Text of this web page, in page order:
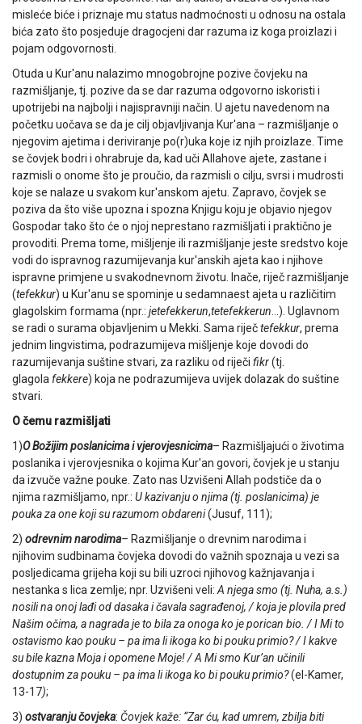
misleće biće i priznaje mu status nadmoćnosti u odnosu na ostala
bića zato što posjeduje dragocjeni dar razuma iz koga proizlazi i
pojam odgovornosti.
Otuda u Kur'anu nalazimo mnogobrojne pozive čovjeku na
razmišljanje, tj. pozive da se dar razuma odgovorno iskoristi i
upotrijebi na najbolji i najispravniji način. U ajetu navedenom na
početku uočava se da je cilj objavljivanja Kur'ana – razmišljanje o
njegovim ajetima i deriviranje po(r)uka koje iz njih proizlaze. Time
se čovjek bodri i ohrabruje da, kad uči Allahove ajete, zastane i
razmisli o onome što je proučio, da razmisli o cilju, svrsi i mudrosti
koje se nalaze u svakom kur'anskom ajetu. Zapravo, čovjek se
poziva da što više upozna i spozna Knjigu koju je objavio njegov
Gospodar tako što će o njoj neprestano razmišljati i praktično je
provoditi. Prema tome, mišljenje ili razmišljanje jeste sredstvo koje
vodi do ispravnog razumijevanja kur'anskih ajeta kao i njihove
ispravne primjene u svakodnevnom životu. Inače, riječ razmišljanje
(tefekkur) u Kur'anu se spominje u sedamnaest ajeta u različitim
glagolskim formama (npr.: jetefekkerun,tetefekkerun…). Uglavnom
se radi o surama objavljenim u Mekki. Sama riječtefekkur, prema
jednim lingvistima, podrazumijeva mišljenje koje dovodi do
razumijevanja suštine stvari, za razliku od riječi fikr(tj.
glagola fekkere) koja ne podrazumijeva uvijek dolazak do suštine
stvari.
O čemu razmišljati
1)O Božijim poslanicima i vjerovjesnicima– Razmišljajući o životima
poslanika i vjerovjesnika o kojima Kur'an govori, čovjek je u stanju
da izvuče važne pouke. Zato nas Uzvišeni Allah podstiče da o
njima razmišljamo, npr.: U kazivanju o njima (tj. poslanicima) je
pouka za one koji su razumom obdareni(Jusuf, 111);
2) odrevnim narodima– Razmišljanje o drevnim narodima i
njihovim sudbinama čovjeka dovodi do važnih spoznaja u vezi sa
posljedicama grijeha koji su bili uzroci njihovog kažnjavanja i
nestanka s lica zemlje; npr. Uzvišeni veli:A njega smo (tj. Nuha, a.s.)
nosili na onoj lađi od dasaka i čavala sagrađenoj, / koja je plovila pred
Našim očima, a nagrada je to bila za onoga ko je porican bio. / I Mi to
ostavismo kao pouku – pa ima li ikoga ko bi pouku primio? / I kakve
su bile kazna Moja i opomene Moje! / A Mi smo Kur’an učinili
dostupnim za pouku – pa ima li ikoga ko bi pouku primio?(el-Kamer,
13-17);
3) ostvaranju čovjeka: Čovjek kaže: “Zar ću, kad umrem, zbilja biti